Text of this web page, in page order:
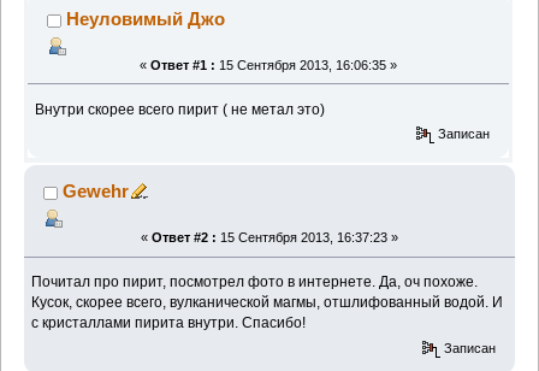
Неуловимый Джо
« Ответ #1 : 15 Сентября 2013, 16:06:35 »
Внутри скорее всего пирит ( не метал это)
Записан
Gewehr
« Ответ #2 : 15 Сентября 2013, 16:37:23 »
Почитал про пирит, посмотрел фото в интернете. Да, оч похоже.
Кусок, скорее всего, вулканической магмы, отшлифованный водой. И
с кристаллами пирита внутри. Спасибо!
Записан